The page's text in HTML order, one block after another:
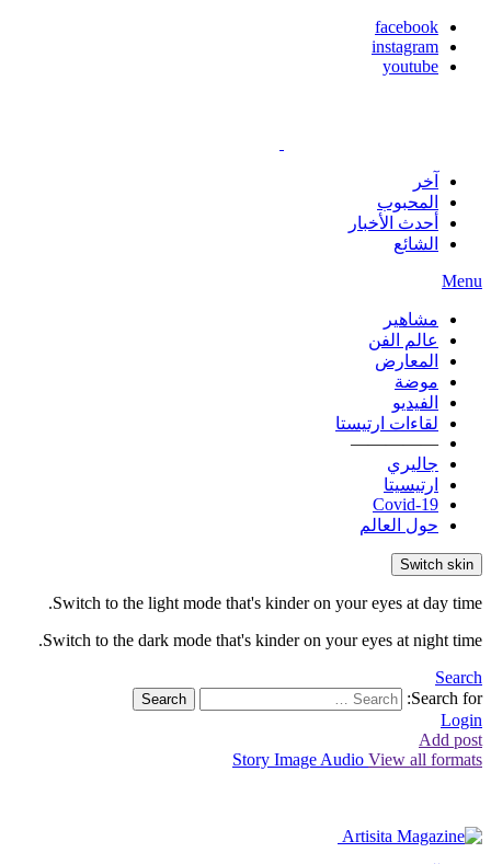
facebook
instagram
youtube
آخر
المحبوب
أحدث الأخبار
الشائع
Menu
مشاهير
عالم الفن
المعارض
موضة
الفيديو
لقاءات ارتيستا
—————
جاليري
ارتيسيتا
Covid-19
حول العالم
Switch skin
Switch to the light mode that's kinder on your eyes at day time.
Switch to the dark mode that's kinder on your eyes at night time.
Search
Search for:
Search
Login
Add post
Story Image Audio View all formats